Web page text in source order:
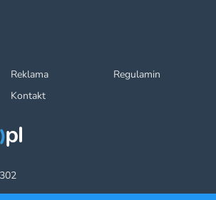
Reklama
Regulamin
Kontakt